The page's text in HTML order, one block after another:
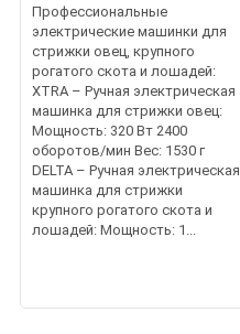
Профессиональные
электрические машинки для
стрижки овец, крупного
рогатого скота и лошадей:
XTRA – Ручная электрическая
машинка для стрижки овец:
Мощность: 320 Вт 2400
оборотов/мин Вес: 1530 г
DELTA – Ручная электрическая
машинка для стрижки
крупного рогатого скота и
лошадей: Мощность: 1...